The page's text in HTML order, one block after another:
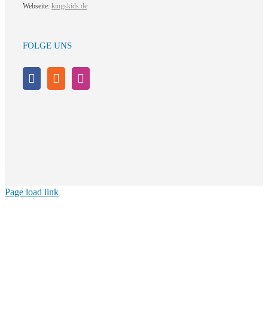
Webseite: kingskids.de
FOLGE UNS
Page load link